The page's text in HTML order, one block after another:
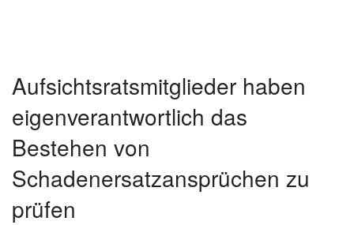
Aufsichtsratsmitglieder haben
eigenverantwortlich das
Bestehen von
Schadenersatzansprüchen zu
prüfen